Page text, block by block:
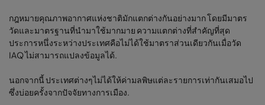
กฎหมายคุณภาพอากาศแห่งชาติมักแตกต่างกันอย่างมาก โดยมีมาตร
วัดและมาตรฐานที่นำมาใช้มากมาย ความแตกต่างที่สำคัญที่สุด
ประการหนึ่งระหว่างประเทศคือไม่ได้ใช้มาตราส่วนเดียวกันเมื่อวัด
IAQ ไม่สามารถแปลงข้อมูลได้.
นอกจากนี้ ประเทศต่างๆไม่ได้ให้ค่ามลพิษแต่ละรายการเท่ากันเสมอไป
ซึ่งบ่อยครั้งจากปัจจัยทางการเมือง.